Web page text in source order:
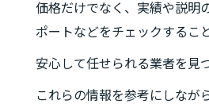
価格だけでなく、実績や説明
ポートなどをチェックすること
安心して任せられる業者を見
これらの情報を参考にしながら